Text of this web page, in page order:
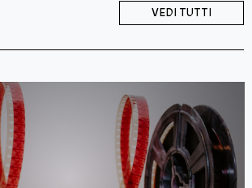
VEDI TUTTI